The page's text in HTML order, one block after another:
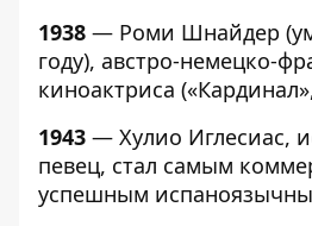
1938 — Роми Шнайдер
году), австро-немецко-
киноактриса
1943 — Хулио Иглесиас,
певец, стал самым
успешным